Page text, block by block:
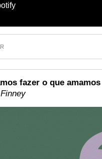
fazer o que amamos